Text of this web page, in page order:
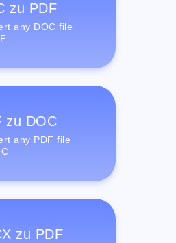
zu PDF
any DOC file
zu DOC
any PDF file
zu PDF